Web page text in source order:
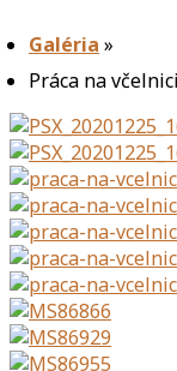
Galéria »
Práca na včelnici